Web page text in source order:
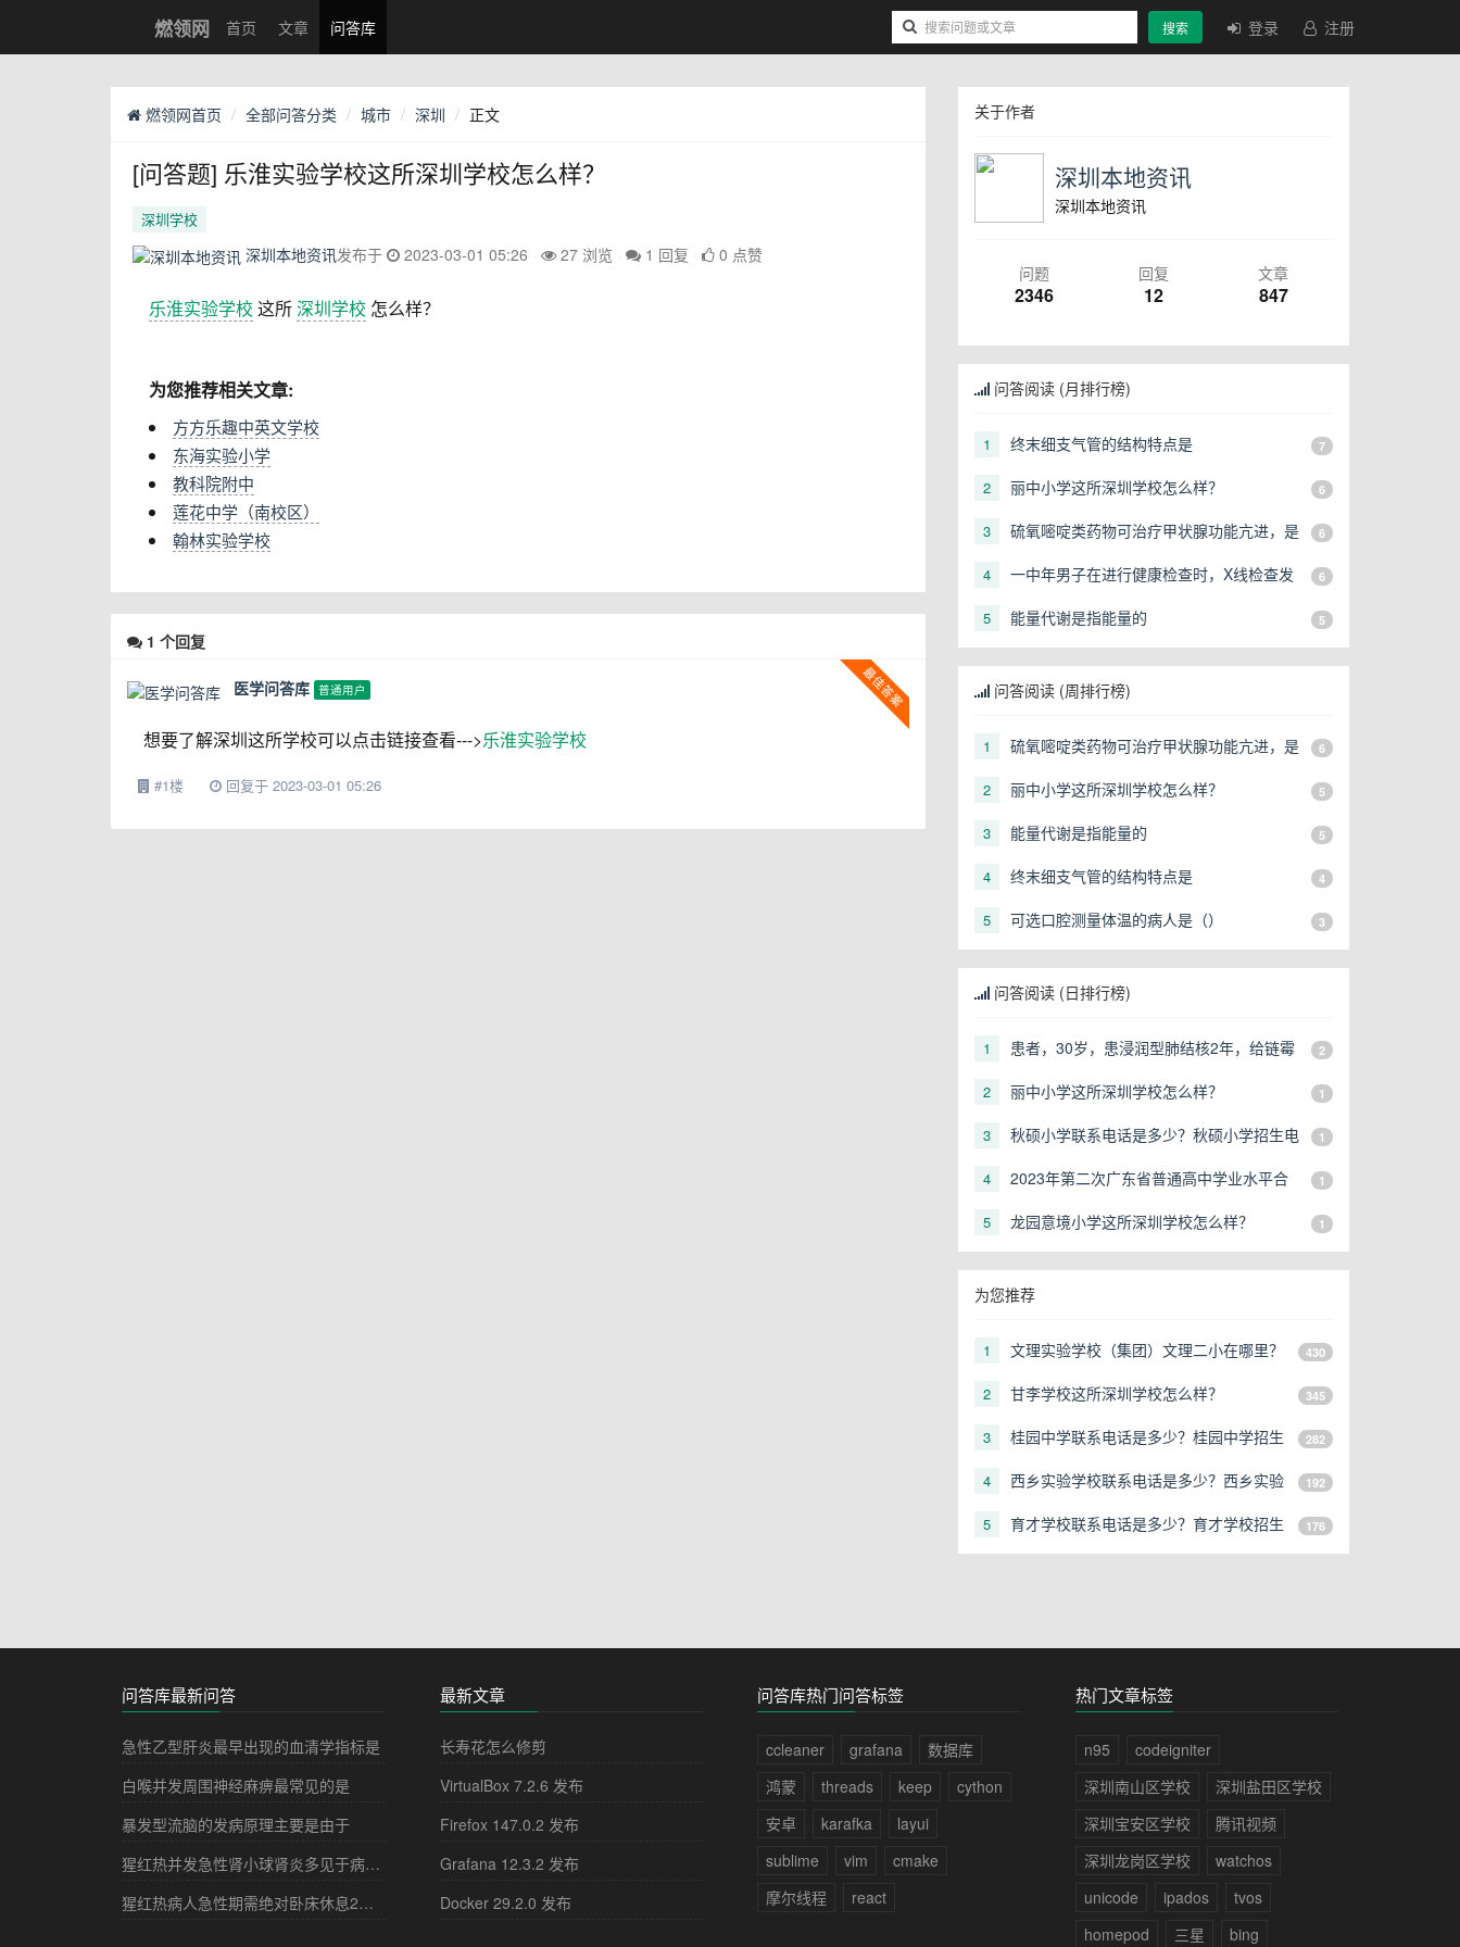
燃领网 首页 文章 问答库 搜索 登录 注册
燃领网首页 全部问答分类 城市 深圳 正文
[问答题] 乐淮实验学校这所深圳学校怎么样？
深圳学校
深圳本地资讯发布于 2023-03-01 05:26 27 浏览 1 回复 0 点赞
乐淮实验学校这所深圳学校 怎么样？
为您推荐相关文章:
方方乐趣中英文学校
东海实验小学
教科院附中
莲花中学（南校区）
翰林实验学校
1 个回复
医学问答库 普通用户
想要了解深圳这所学校可以点击链接查看--->乐淮实验学校
#1楼 回复于 2023-03-01 05:26
关于作者
深圳本地资讯
深圳本地资讯
问题
2346
回复
12
文章
847
问答阅读 (月排行榜)
1 终末细支气管的结构特点是 7
2 丽中小学这所深圳学校怎么样？ 6
3
硫氧嘧啶类药物可治疗甲状腺功能亢进，是
6
4
一中年男子在进行健康检查时，X线检查发
考虑
6
5 能量代谢是指能量的 5
问答阅读 (周排行榜)
1
硫氧嘧啶类药物可治疗甲状腺功能亢进，是
6
2 丽中小学这所深圳学校怎么样？ 5
3 能量代谢是指能量的 5
4 终末细支气管的结构特点是 4
5 可选口腔测量体温的病人是（） 3
问答阅读 (日排行榜)
1
患者，30岁，患浸润型肺结核2年，给链霉
福平治疗半年，近来自诉耳鸣，听力下降，
可能是
2
2 丽中小学这所深圳学校怎么样？ 1
3
秋硕小学联系电话是多少？秋硕小学招生电
1
4
2023年第二次广东省普通高中学业水平合
1
5 龙园意境小学这所深圳学校怎么样？ 1
为您推荐
1
文理实验学校（集团）文理二小在哪里？
哪？
430
2 甘李学校这所深圳学校怎么样？ 345
3
桂园中学联系电话是多少？桂园中学招生
282
4
西乡实验学校联系电话是多少？西乡实验
192
5
育才学校联系电话是多少？育才学校招生
电话是多少？
176
问答库最新问答
急性乙型肝炎最早出现的血清学指标是
白喉并发周围神经麻痹最常见的是
暴发型流脑的发病原理主要是由于
猩红热并发急性肾小球肾炎多见于病程的
猩红热病人急性期需绝对卧床休息2－3周，其目的是
最新文章
长寿花怎么修剪
VirtualBox 7.2.6 发布
Firefox 147.0.2 发布
Grafana 12.3.2 发布
Docker 29.2.0 发布
问答库热门问答标签
ccleaner grafana
数据库
鸿蒙
threads keep
cython
安卓
karafka
layui
sublime
vim
cmake
摩尔线程
react
热门文章标签
n95
codeigniter
深圳南山区学校
深圳盐田区学校
深圳宝安区学校
腾讯视频
深圳龙岗区学校
watchos
unicode
ipados
tvos
homepod
三星 bing